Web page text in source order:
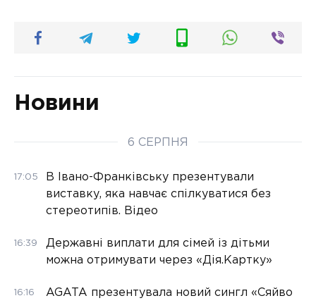
Новини
6 СЕРПНЯ
17:05
В Івано-Франківську презентували
виставку, яка навчає спілкуватися без
стереотипів. Відео
16:39
Державні виплати для сімей із дітьми
можна отримувати через «Дія.Картку»
16:16
AGATA презентувала новий сингл «Сяйво